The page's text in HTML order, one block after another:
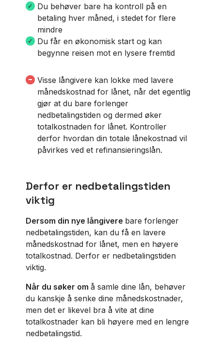
Du behøver bare ha kontroll på en
betaling hver måned, i stedet for flere
mindre
Du får en økonomisk start og kan
begynne reisen mot en lysere fremtid
Visse långivere kan lokke med lavere
månedskostnad for lånet, når det egentlig
gjør at du bare forlenger
nedbetalingstiden og dermed øker
totalkostnaden for lånet. Kontroller
derfor hvordan din totale lånekostnad vil
påvirkes ved et refinansieringslån.
Derfor er nedbetalingstiden
viktig
Dersom din nye långivere bare forlenger
nedbetalingstiden, kan du få en lavere
månedskostnad for lånet, men en høyere
totalkostnad. Derfor er nedbetalingstiden
viktig.
Når du søker om å samle dine lån, behøver
du kanskje å senke dine månedskostnader,
men det er likevel bra å vite at dine
totalkostnader kan bli høyere med en lengre
nedbetalingstid.